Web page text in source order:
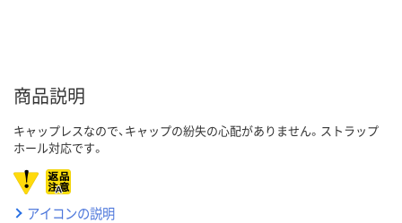
商品説明
キャップレスなので、キャップの紛失の心配がありません。ストラップ
ホール対応です。
アイコンの説明